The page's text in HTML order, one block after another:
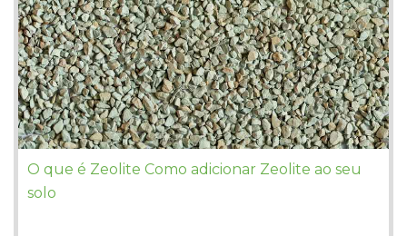
O que é Zeolite Como adicionar Zeolite ao seu
solo